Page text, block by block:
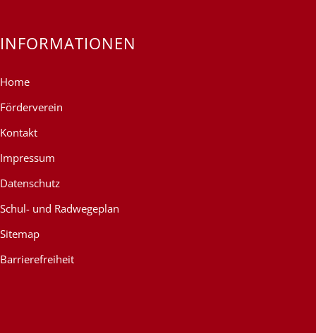
INFORMATIONEN
Home
Förderverein
Kontakt
Impressum
Datenschutz
Schul- und Radwegeplan
Sitemap
Barrierefreiheit